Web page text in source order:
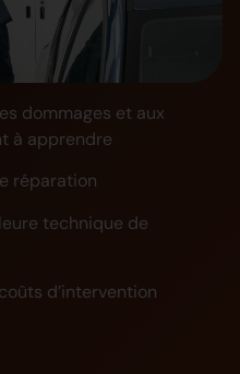
dommages et aux
à apprendre
réparation
technique de
d’intervention